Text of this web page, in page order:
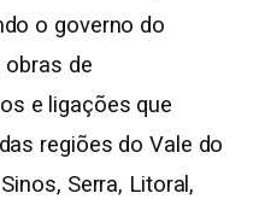
o governo do
obras de
e ligações que
regiões do Vale do
Serra, Litoral,